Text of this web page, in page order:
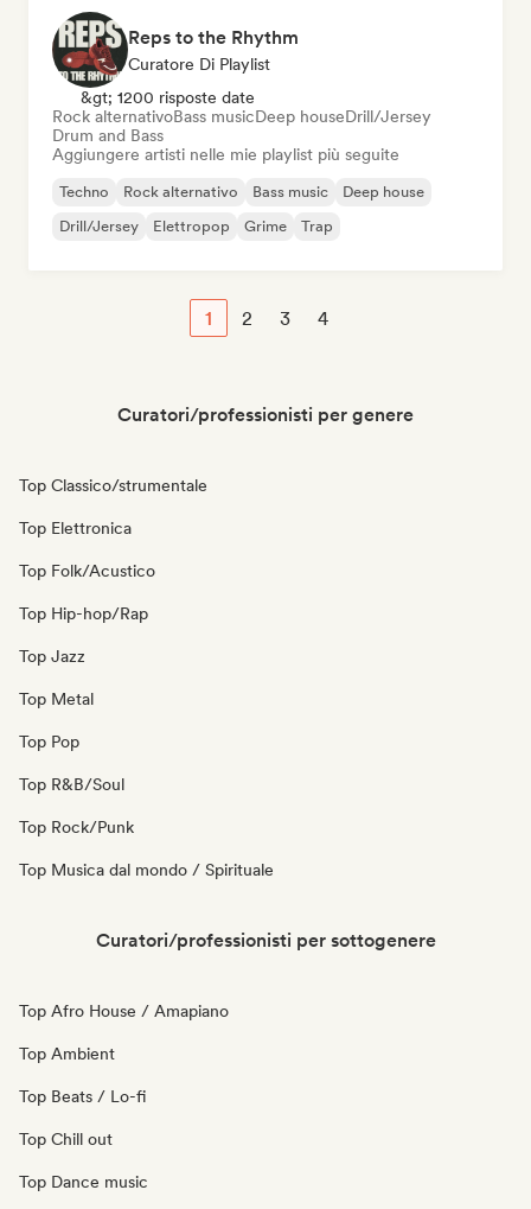
Reps to the Rhythm
Curatore Di Playlist
&gt; 1200 risposte date
Rock alternativoBass musicDeep houseDrill/Jersey
Drum and Bass
Aggiungere artisti nelle mie playlist più seguite
Techno Rock alternativo Bass music
Deep house
Drill/Jersey
Elettropop Grime Trap
1 2 3 4
Curatori/professionisti per genere
Top Classico/strumentale
Top Elettronica
Top Folk/Acustico
Top Hip-hop/Rap
Top Jazz
Top Metal
Top Pop
Top R&B/Soul
Top Rock/Punk
Top Musica dal mondo / Spirituale
Curatori/professionisti per sottogenere
Top Afro House / Amapiano
Top Ambient
Top Beats / Lo-fi
Top Chill out
Top Dance music